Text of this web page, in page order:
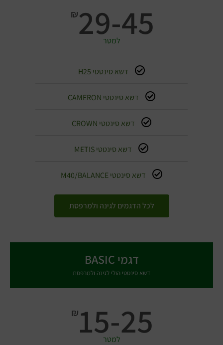
₪29-45
למטר
דשא סינטטי H25
דשא סינטטי CAMERON
דשא סינטטי CROWN
דשא סינטטי METIS
דשא סינטטי M40/BALANCE
לכל הדגמים לגינה ולמרפסת
דגמי BASIC
דשא סינטטי הולי לגינה ולמרפסת
₪15-25
למטר